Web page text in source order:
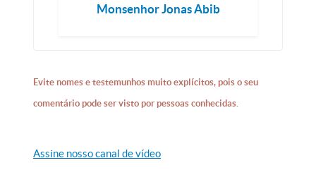
Monsenhor Jonas Abib
Evite nomes e testemunhos muito explícitos, pois o seu
comentário pode ser visto por pessoas conhecidas.
Assine nosso canal de vídeo